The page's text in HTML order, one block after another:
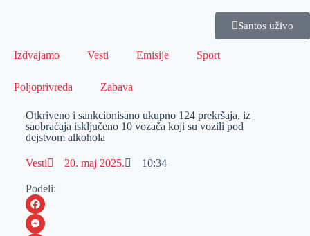
Santos uživo
Izdvajamo Vesti Emisije Sport
Poljoprivreda Zabava
Otkriveno i sankcionisano ukupno 124 prekršaja, iz
saobraćaja isključeno 10 vozača koji su vozili pod
dejstvom alkohola
Vesti 20. maj 2025. 10:34
Podeli:
F